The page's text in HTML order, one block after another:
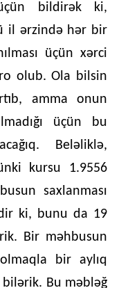
bildirək ki,
il ərzində hər bir
üçün xərci
olub. Ola bilsin
amma onun
üçün bu
Beləliklə,
kursu 1.9556
saxlanması
ki, bunu da 19
Bir məhbusun
bir aylıq
Bu məbləğ